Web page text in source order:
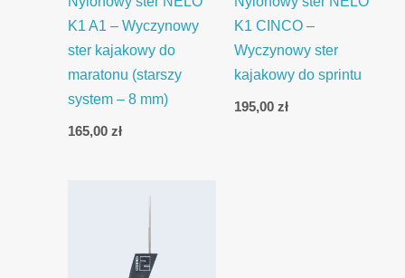
K1 A1 – Wyczynowy
ster kajakowy do
maratonu (starszy
system – 8 mm)
165,00 zł
K1 CINCO –
Wyczynowy ster
kajakowy do sprintu
195,00 zł